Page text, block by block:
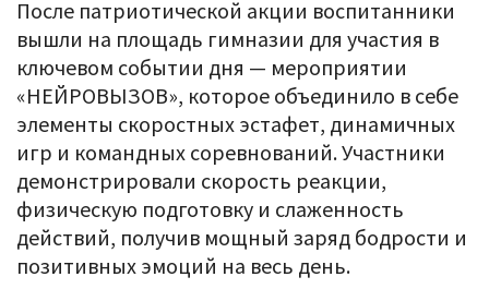
После патриотической акции воспитанники
вышли на площадь гимназии для участия в
ключевом событии дня — мероприятии
«НЕЙРОВЫЗОВ», которое объединило в себе
элементы скоростных эстафет, динамичных
игр и командных соревнований. Участники
демонстрировали скорость реакции,
физическую подготовку и слаженность
действий, получив мощный заряд бодрости и
позитивных эмоций на весь день.